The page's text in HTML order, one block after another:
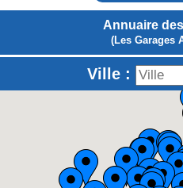
Annuaire
(Les Garages
Ville :